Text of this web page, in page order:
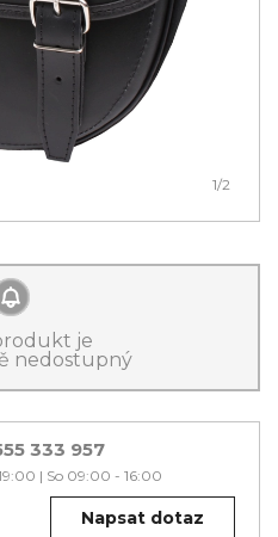
1/2
je
nedostupný
333 957
| So 09:00 - 16:00
Napsat dotaz